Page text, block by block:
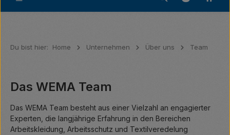
Du bist hier: Home Unternehmen Über uns Team
Das WEMA Team
Das WEMA Team besteht aus einer Vielzahl an engagierter
Experten, die langjährige Erfahrung in den Bereichen
Arbeitskleidung, Arbeitsschutz und Textilveredelung